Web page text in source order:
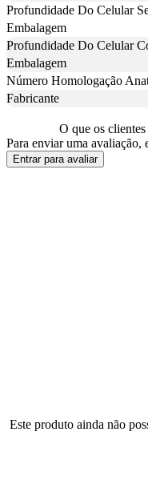
Profundidade Do Celular
Embalagem
Profundidade Do Celular
Embalagem
Número Homologação
Fabricante
O que os
Para enviar uma avaliação,
Entrar para avaliar
Este produto ainda não